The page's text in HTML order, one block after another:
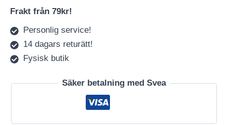
Frakt från 79kr!
Personlig service!
14 dagars returätt!
Fysisk butik
Säker betalning med Svea